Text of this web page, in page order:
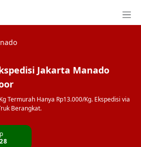
Jakarta Manado
Termurah Hanya Rp13.000/Kg. Ekspedisi via
Berangkat.